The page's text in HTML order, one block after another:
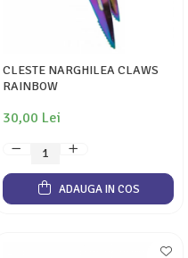
CLESTE NARGHILEA CLAWS
RAINBOW
30,00 Lei
ADAUGA IN COS